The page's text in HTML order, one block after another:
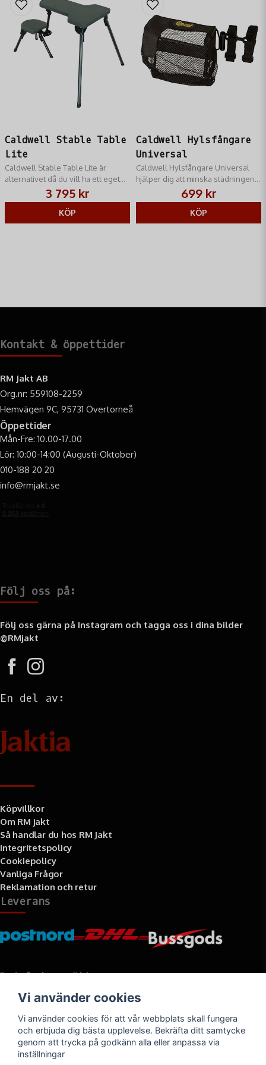
Caldwell Stable Table
Lite
Caldwell Stable Table Lite är
alternativet då du vill ha ett eget
skjutbord som är stabilt men ändå
lätt och bekvämt att ta med i bilen
3 795 kr
KÖP
Caldwell Hylsfångare
Universal
Caldwell Hylsfångare Universal
hjälper dig att minska städningen
efter längre skjutsessioner och är
mycket populär hos handladdare.
699 kr
KÖP
Kontakt & öppettider
RM Jakt AB
Org.nr: 559108-2259
Hemvägen 9C, 95731 Övertorneå
Öppettider
Mån-Fre: 10.00-17.00
Lör: 10:00-14:00 (Augusti-Oktober)
010-188 20 20
info@rmjakt.se
Följ oss på:
Följ oss gärna på Instagram och tagga oss i dina bilder
@RMjakt
En del av:
Köpvillkor
Om RM jakt
Så handlar du hos RM Jakt
Integritetspolicy
Cookiepolicy
Vanliga Frågor
Reklamation och retur
Leverans
Betalningssätt
Vi använder cookies
Vi använder cookies för att vår webbplats skall fungera
och erbjuda dig bästa upplevelse. Bekräfta ditt samtycke
genom att trycka på godkänn alla eller anpassa via
inställningar